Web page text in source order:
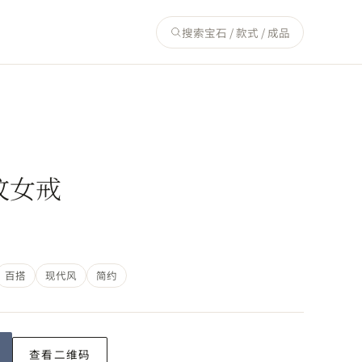
搜索宝石 / 款式 / 成品
女戒
百搭 现代风 简约
查看二维码